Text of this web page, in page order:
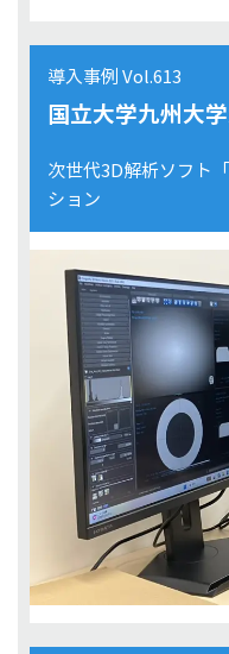
導入事例 Vol.613
国立大学九州大
次世代3D解析ソフト
ション